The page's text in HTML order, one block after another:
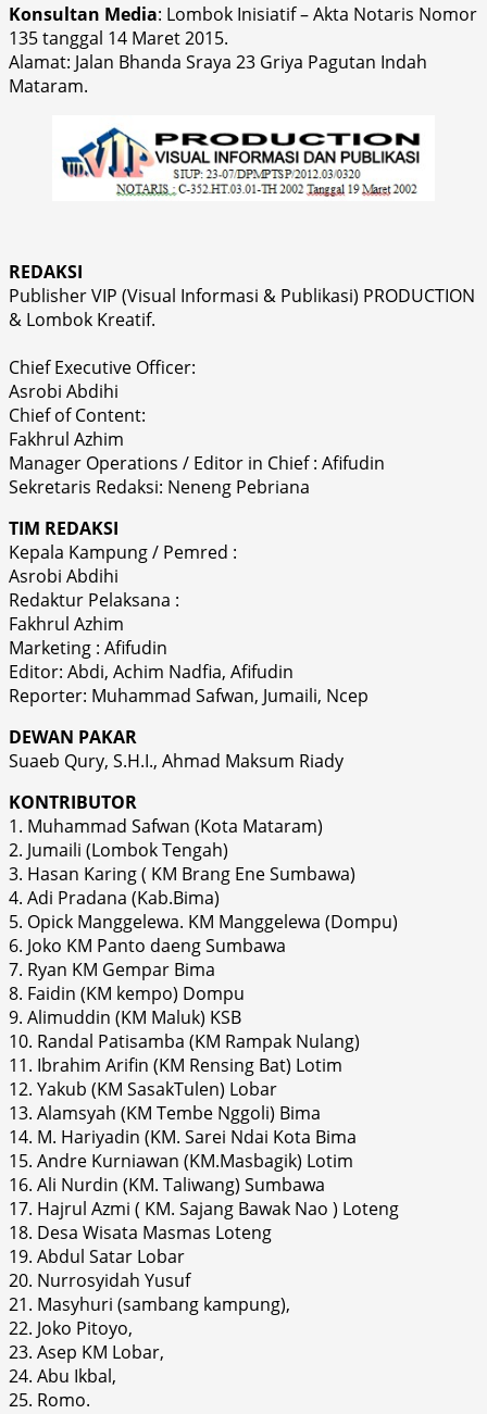
Konsultan Media: Lombok Inisiatif – Akta Notaris Nomor
135 tanggal 14 Maret 2015.
Alamat: Jalan Bhanda Sraya 23 Griya Pagutan Indah
Mataram.
REDAKSI
Publisher VIP (Visual Informasi & Publikasi) PRODUCTION
& Lombok Kreatif.
Chief Executive Officer:
Asrobi Abdihi
Chief of Content:
Fakhrul Azhim
Manager Operations / Editor in Chief : Afifudin
Sekretaris Redaksi: Neneng Pebriana
TIM REDAKSI
Kepala Kampung / Pemred :
Asrobi Abdihi
Redaktur Pelaksana :
Fakhrul Azhim
Marketing : Afifudin
Editor: Abdi, Achim Nadfia, Afifudin
Reporter: Muhammad Safwan, Jumaili, Ncep
DEWAN PAKAR
Suaeb Qury, S.H.I., Ahmad Maksum Riady
KONTRIBUTOR
1. Muhammad Safwan (Kota Mataram)
2. Jumaili (Lombok Tengah)
3. Hasan Karing ( KM Brang Ene Sumbawa)
4. Adi Pradana (Kab.Bima)
5. Opick Manggelewa. KM Manggelewa (Dompu)
6. Joko KM Panto daeng Sumbawa
7. Ryan KM Gempar Bima
8. Faidin (KM kempo) Dompu
9. Alimuddin (KM Maluk) KSB
10. Randal Patisamba (KM Rampak Nulang)
11. Ibrahim Arifin (KM Rensing Bat) Lotim
12. Yakub (KM SasakTulen) Lobar
13. Alamsyah (KM Tembe Nggoli) Bima
14. M. Hariyadin (KM. Sarei Ndai Kota Bima
15. Andre Kurniawan (KM.Masbagik) Lotim
16. Ali Nurdin (KM. Taliwang) Sumbawa
17. Hajrul Azmi ( KM. Sajang Bawak Nao ) Loteng
18. Desa Wisata Masmas Loteng
19. Abdul Satar Lobar
20. Nurrosyidah Yusuf
21. Masyhuri (sambang kampung),
22. Joko Pitoyo,
23. Asep KM Lobar,
24. Abu Ikbal,
25. Romo.